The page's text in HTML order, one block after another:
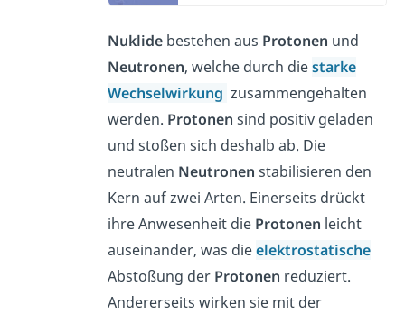
Nuklide bestehen aus Protonen und
Neutronen, welche durch diestarke
Wechselwirkung zusammengehalten
werden. Protonen sind positiv geladen
und stoßen sich deshalb ab. Die
neutralen Neutronen stabilisieren den
Kern auf zwei Arten. Einerseits drückt
ihre Anwesenheit die Protonen leicht
auseinander, was dieelektrostatische
Abstoßung der Protonen reduziert.
Andererseits wirken sie mit der